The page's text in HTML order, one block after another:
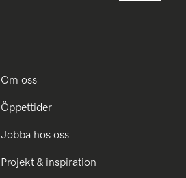
Om oss
Öppettider
Jobba hos oss
Projekt & inspiration